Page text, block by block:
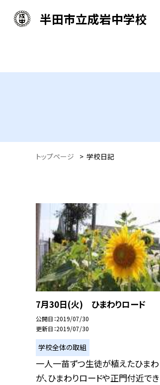
半田市立成岩中学校
トップページ > 学校日記
7月30日(火) ひまわりロード
公開日 2019/07/30
更新日 2019/07/30
学校全体の取組
一人一苗ずつ生徒が植えたひまわ
が、ひまわりロードや正門付近でき